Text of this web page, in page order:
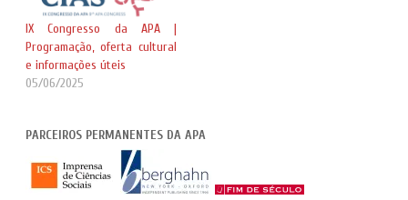
IX Congresso da APA |
Programação, oferta cultural
e informações úteis
05/06/2025
PARCEIROS PERMANENTES DA APA